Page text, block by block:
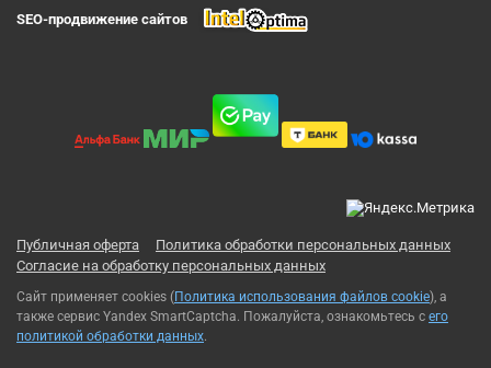
SEO-продвижение сайтов
Публичная оферта
Политика обработки персональных данных
Согласие на обработку персональных данных
Сайт применяет cookies (Политика использования файлов cookie), а
также сервис Yandex SmartCaptcha. Пожалуйста, ознакомьтесь с его
политикой обработки данных.